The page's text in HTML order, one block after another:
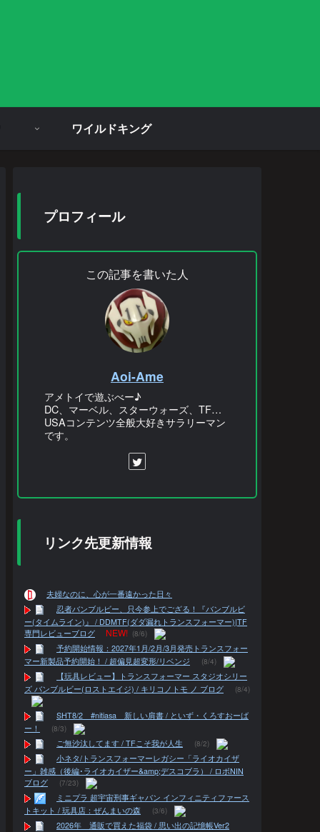
ワイルドキング
プロフィール
この記事を書いた人
Aoi-Ame
アメトイで遊ぶべー♪
DC、マーベル、スターウォーズ、TF…
USAコンテンツ全般大好きサラリーマン
です。
リンク先更新情報
夫婦なのに、心が一番遠かった日々
忍者バンブルビー、只今参上でござる！『バンブルビ
ー(タイムライン)』 / DDMTF(ダダ漏れトランスフォーマー)|TF
専門レビューブログ
NEW! (8/6)
予約開始情報：2027年1月/2月/3月発売トランスフォー
マー新製品予約開始！ / 超偏見超変形/リベンジ
(8/4)
【玩具レビュー】トランスフォーマー スタジオシリー
ズ バンブルビー(ロストエイジ) / キリコノトモ ノ ブログ
(8/4)
SHT8/2 #nitiasa 新しい肩書 / といず・くろすおーば
ー！
(8/3)
ご無沙汰してます / TFこそ我が人生 (8/2)
小ネタ/トランスフォーマーレガシー「ライオカイザ
ー」雑感（後編･ライオカイザー&amp;デスコブラ） / ロボNIN
ブログ
(7/23)
ミニプラ 超宇宙刑事ギャバン インフィニティファース
トキット / 玩具店：ぜんまいの森
(3/6)
2026年 通販で買えた福袋 / 思い出の記憶帳Ver2